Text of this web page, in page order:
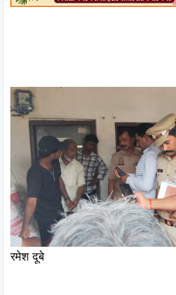
रमेश दूबे